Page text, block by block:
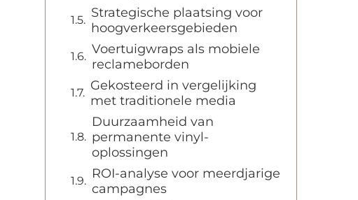
Strategische plaatsing voor
hoogverkeersgebieden
Voertuigwraps als mobiele
reclameborden
Gekosteerd in vergelijking
met traditionele media
Duurzaamheid van
permanente vinyl-
oplossingen
ROI-analyse voor meerdjarige
campagnes